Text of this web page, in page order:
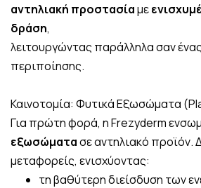
αντηλιακή προστασίαμε
δράση,
λειτουργώντας παράλληλα σαν
περιποίησης.
Καινοτομία: Φυτικά Εξωσώματα
Για πρώτη φορά, η Frezyderm
εξωσώματασε αντηλιακό προϊόν.
μεταφορείς, ενισχύοντας:
τη βαθύτερη διείσδυση των